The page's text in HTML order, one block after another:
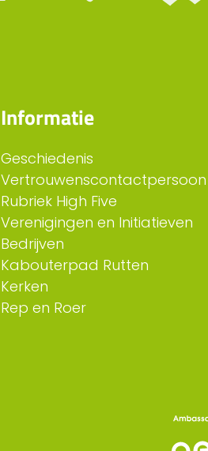
Informatie
Geschiedenis
Vertrouwenscontactpersoon
Rubriek High Five
Verenigingen en Initiatieven
Bedrijven
Kabouterpad Rutten
Kerken
Rep en Roer